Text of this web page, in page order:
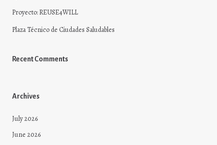
Proyecto: REUSE4WILL
Plaza Técnico de Ciudades Saludables
Recent Comments
Archives
July 2026
June 2026